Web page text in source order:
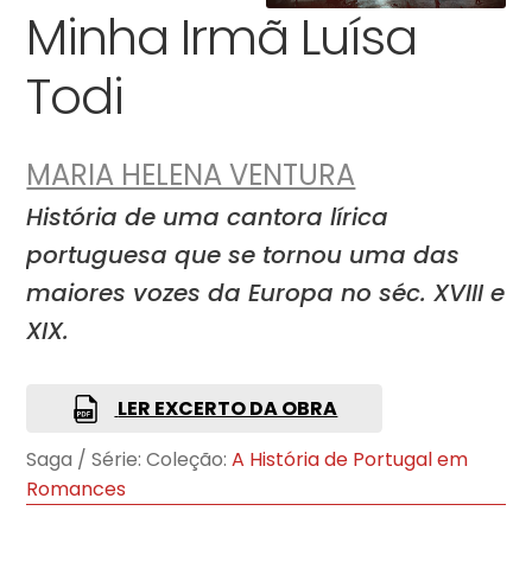
Minha Irmã Luísa
Todi
MARIA HELENA VENTURA
História de uma cantora lírica
portuguesa que se tornou uma das
maiores vozes da Europa no séc. XVIII e
XIX.
LER EXCERTO DA OBRA
Saga / Série: Coleção: A História de Portugal em
Romances